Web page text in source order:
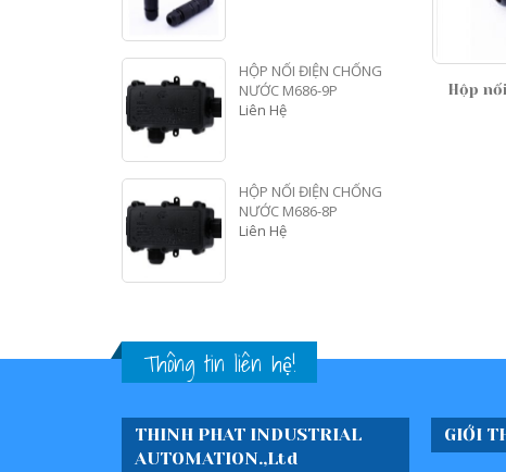
ĐIỆN CHỐNG NƯỚC M686-Y
Liên Hệ
Hộp nối điện chống nước
HỘP NỐI ĐIỆN CHỐNG
NƯỚC M686-9P
Liên Hệ
HỘP NỐI ĐIỆN CHỐNG
NƯỚC M686-8P
Liên Hệ
Thông tin liên hệ!
THINH PHAT INDUSTRIAL
AUTOMATION.,Ltd
GIỚI